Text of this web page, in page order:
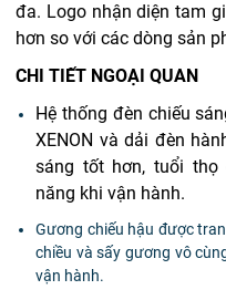
đa. Logo nhận diện tam
hơn so với các dòng sản
CHI TIẾT NGOẠI QUAN
Hệ thống đèn chiếu
XENON và dải đèn
sáng tốt hơn, tuổi
năng khi vận hành.
Gương chiếu hậu được
chiều và sấy gương vô
vận hành.